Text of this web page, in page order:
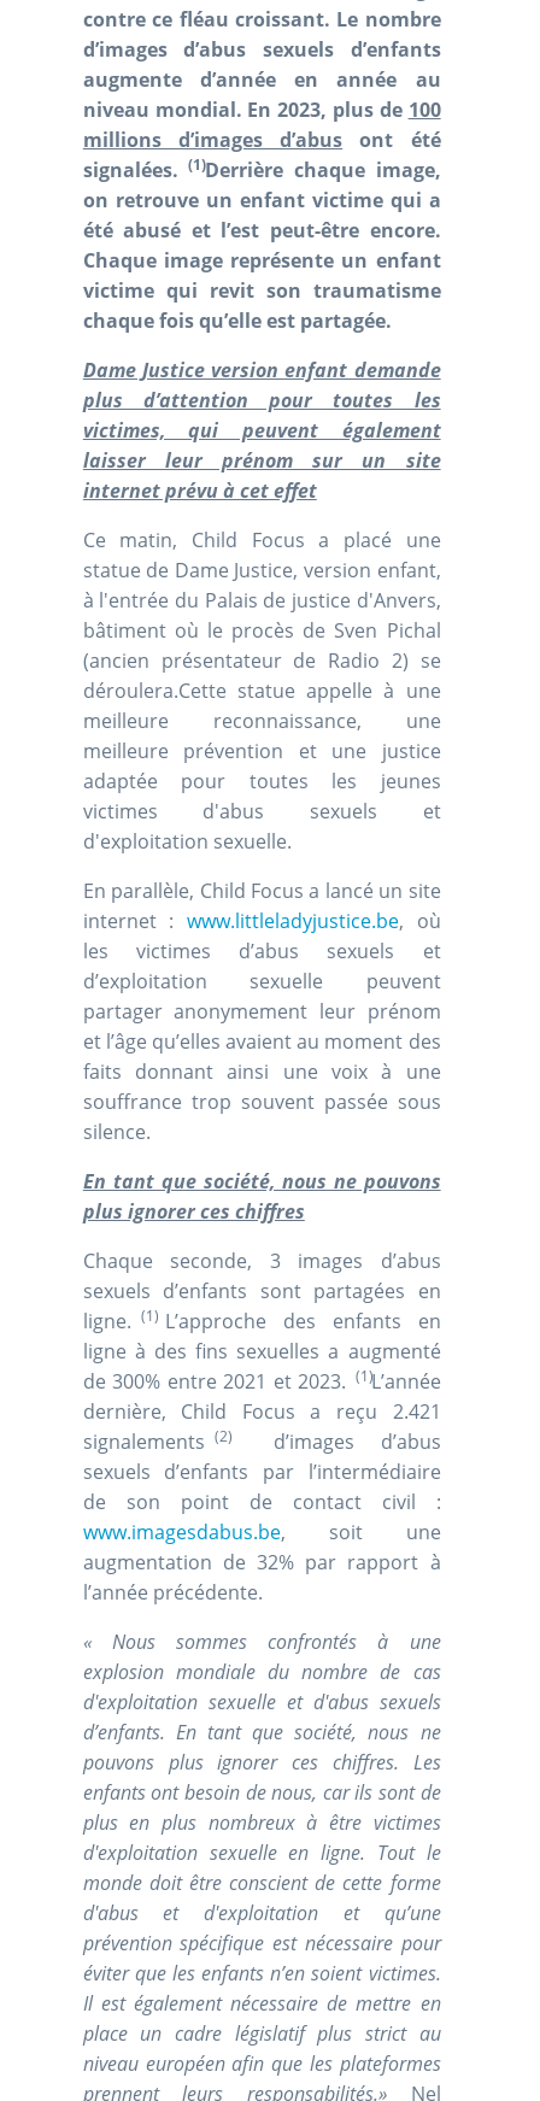
contre ce fléau croissant. Le nombre
d’images d’abus sexuels d’enfants
augmente d’année en année au
niveau mondial. En 2023, plus de 100
millions d’images d’abus ont été
signalées. (1)Derrière chaque image,
on retrouve un enfant victime qui a
été abusé et l’est peut-être encore.
Chaque image représente un enfant
victime qui revit son traumatisme
chaque fois qu’elle est partagée.
Dame Justice version enfant demande
plus d’attention pour toutes les
victimes, qui peuvent également
laisser leur prénom sur un site
internet prévu à cet effet
Ce matin, Child Focus a placé une
statue de Dame Justice, version enfant,
à l'entrée du Palais de justice d'Anvers,
bâtiment où le procès de Sven Pichal
(ancien présentateur de Radio 2) se
déroulera.Cette statue appelle à une
meilleure reconnaissance, une
meilleure prévention et une justice
adaptée pour toutes les jeunes
victimes d'abus sexuels et
d'exploitation sexuelle.
En parallèle, Child Focus a lancé un site
internet : www.littleladyjustice.be, où
les victimes d’abus sexuels et
d’exploitation sexuelle peuvent
partager anonymement leur prénom
et l’âge qu’elles avaient au moment des
faits donnant ainsi une voix à une
souffrance trop souvent passée sous
silence.
En tant que société, nous ne pouvons
plus ignorer ces chiffres
Chaque seconde, 3 images d’abus
sexuels d’enfants sont partagées en
ligne. (1)L’approche des enfants en
ligne à des fins sexuelles a augmenté
de 300% entre 2021 et 2023. (1)L’année
dernière, Child Focus a reçu 2.421
signalements (2)d’images d’abus
sexuels d’enfants par l’intermédiaire
de son point de contact civil :
www.imagesdabus.be, soit une
augmentation de 32% par rapport à
l’année précédente.
« Nous sommes confrontés à une
explosion mondiale du nombre de cas
d'exploitation sexuelle et d'abus sexuels
d’enfants. En tant que société, nous ne
pouvons plus ignorer ces chiffres. Les
enfants ont besoin de nous, car ils sont de
plus en plus nombreux à être victimes
d'exploitation sexuelle en ligne. Tout le
monde doit être conscient de cette forme
d'abus et d'exploitation et qu’une
prévention spécifique est nécessaire pour
éviter que les enfants n’en soient victimes.
Il est également nécessaire de mettre en
place un cadre législatif plus strict au
niveau européen afin que les plateformes
prennent leurs responsabilités.» Nel